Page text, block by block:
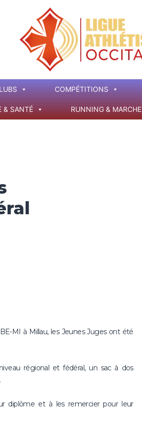
COMPÉTITIONS
& SANTÉ RUNNING & MARCHE
MI à Millau, les Jeunes Juges ont été
régional et fédéral, un sac à dos
diplôme et à les remercier pour leur